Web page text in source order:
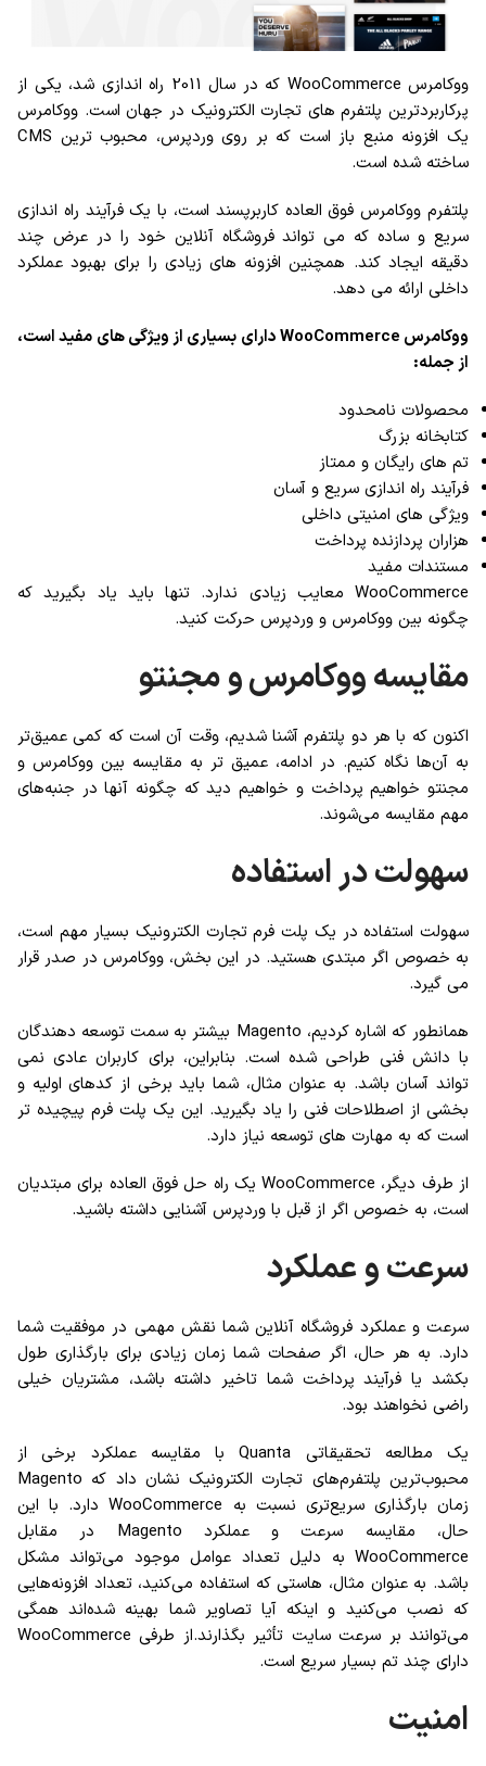
ووکامرس WooCommerce که در سال 2011 راه اندازی شد، یکی از
پرکاربردترین پلتفرم های تجارت الکترونیک در جهان است. ووکامرس
یک افزونه منبع باز است که بر روی وردپرس، محبوب ترین CMS
ساخته شده است.
پلتفرم ووکامرس فوق العاده کاربرپسند است، با یک فرآیند راه اندازی
سریع و ساده که می تواند فروشگاه آنلاین خود را در عرض چند
دقیقه ایجاد کند. همچنین افزونه های زیادی را برای بهبود عملکرد
داخلی ارائه می دهد.
ووکامرس WooCommerce دارای بسیاری از ویژگی های مفید است،
از جمله:
محصولات نامحدود
کتابخانه بزرگ
تم های رایگان و ممتاز
فرآیند راه اندازی سریع و آسان
ویژگی های امنیتی داخلی
هزاران پردازنده پرداخت
مستندات مفید
WooCommerce معایب زیادی ندارد. تنها باید یاد بگیرید که
چگونه بین ووکامرس و وردپرس حرکت کنید.
مقایسه ووکامرس و مجنتو
اکنون که با هر دو پلتفرم آشنا شدیم، وقت آن است که کمی عمیق‌تر
به آن‌ها نگاه کنیم. در ادامه، عمیق تر به مقایسه بین ووکامرس و
مجنتو خواهیم پرداخت و خواهیم دید که چگونه آنها در جنبه‌های
مهم مقایسه می‌شوند.
سهولت در استفاده
سهولت استفاده در یک پلت فرم تجارت الکترونیک بسیار مهم است،
به خصوص اگر مبتدی هستید. در این بخش، ووکامرس در صدر قرار
می گیرد.
همانطور که اشاره کردیم، Magento بیشتر به سمت توسعه دهندگان
با دانش فنی طراحی شده است. بنابراین، برای کاربران عادی نمی
تواند آسان باشد. به عنوان مثال، شما باید برخی از کدهای اولیه و
بخشی از اصطلاحات فنی را یاد بگیرید. این یک پلت فرم پیچیده تر
است که به مهارت های توسعه نیاز دارد.
از طرف دیگر، WooCommerce یک راه حل فوق العاده برای مبتدیان
است، به خصوص اگر از قبل با وردپرس آشنایی داشته باشید.
سرعت و عملکرد
سرعت و عملکرد فروشگاه آنلاین شما نقش مهمی در موفقیت شما
دارد. به هر حال، اگر صفحات شما زمان زیادی برای بارگذاری طول
بکشد یا فرآیند پرداخت شما تاخیر داشته باشد، مشتریان خیلی
راضی نخواهند بود.
یک مطالعه تحقیقاتی Quanta با مقایسه عملکرد برخی از
محبوب‌ترین پلتفرم‌های تجارت الکترونیک نشان داد که Magento
زمان بارگذاری سریع‌تری نسبت به WooCommerce دارد. با این
حال، مقایسه سرعت و عملکرد Magento در مقابل
WooCommerce به دلیل تعداد عوامل موجود می‌تواند مشکل
باشد. به عنوان مثال، هاستی که استفاده می‌کنید، تعداد افزونه‌هایی
که نصب می‌کنید و اینکه آیا تصاویر شما بهینه شده‌اند همگی
می‌توانند بر سرعت سایت تأثیر بگذارند.از طرفی WooCommerce
دارای چند تم بسیار سریع است.
امنیت